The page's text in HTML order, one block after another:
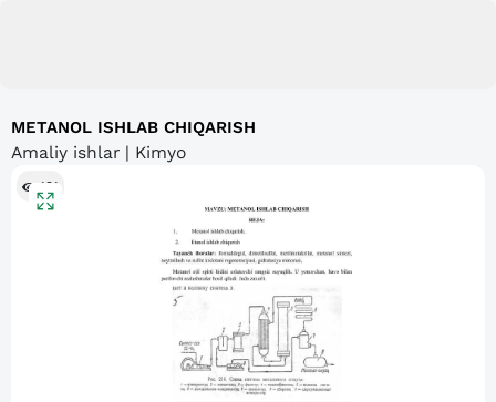
METANOL ISHLAB CHIQARISH
Amaliy ishlar | Kimyo
191